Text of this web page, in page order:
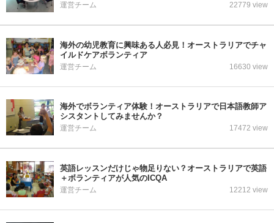
運営チーム 22779 view
海外の幼児教育に興味ある人必見！オーストラリアでチャ
イルドケアボランティア
運営チーム 16630 view
海外でボランティア体験！オーストラリアで日本語教師ア
シスタントしてみませんか？
運営チーム 17472 view
英語レッスンだけじゃ物足りない？オーストラリアで英語
＋ボランティアが人気のICQA
運営チーム 12212 view